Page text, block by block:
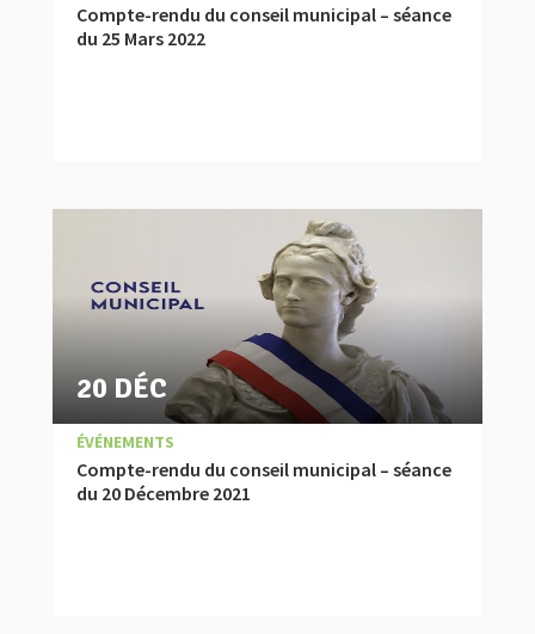
Compte-rendu du conseil municipal – séance
du 25 Mars 2022
Compte-rendu du conseil municipal – séance
du 20 Décembre 2021
20 DÉC
|
COMPTES RENDUS
ÉVÉNEMENTS